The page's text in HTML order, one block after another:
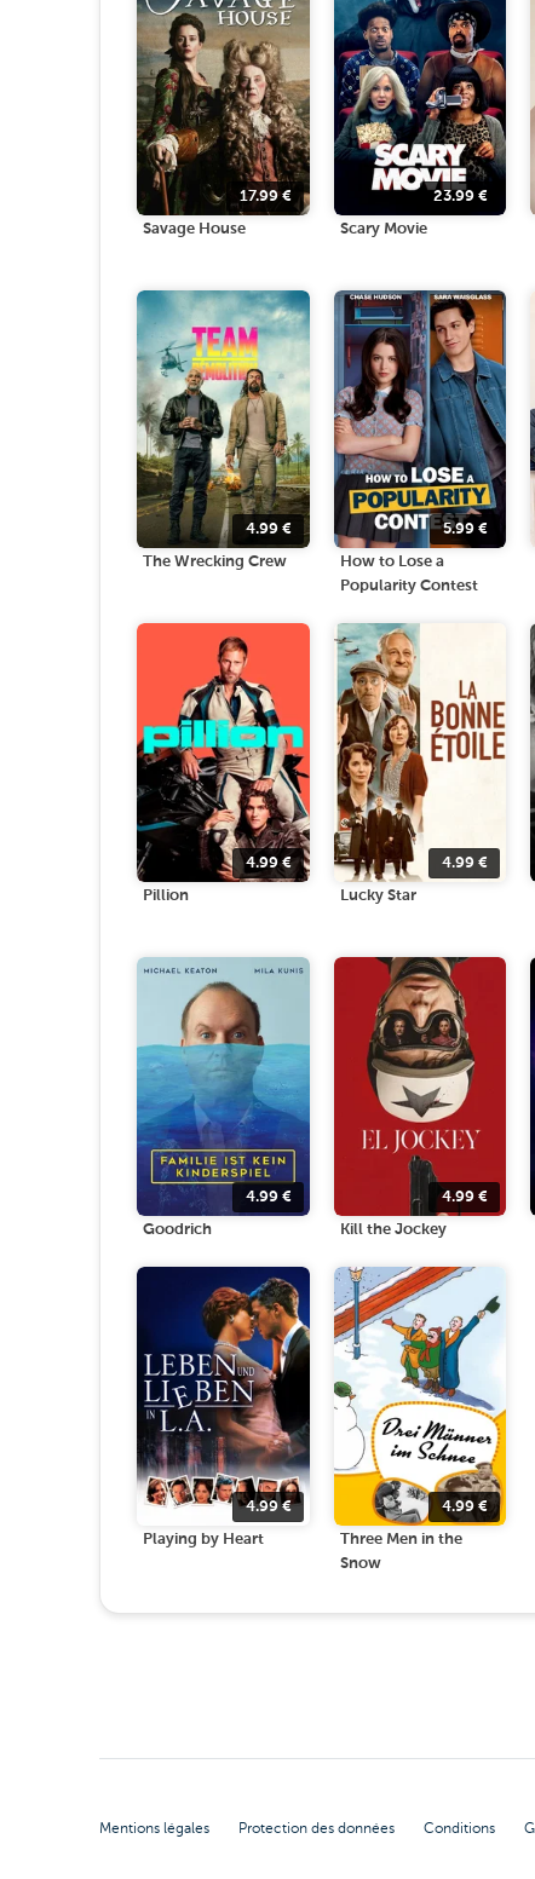
17.99€
Savage House
23.99 €
Scary Movie
4.99€
The Wrecking Crew
5.99 €
How to Lose a
Popularity Contest
4.99€
Pillion
4.99 €
Lucky Star
4.99€
Goodrich
4.99 €
Kill the Jockey
4.99€
Playing by Heart
4.99 €
Three Men in the
Snow
Mentions légales Protection des données Conditions